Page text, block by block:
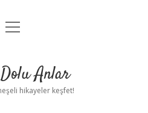
Uyarı
menüyü
Anlar
hikayeler keşfet!